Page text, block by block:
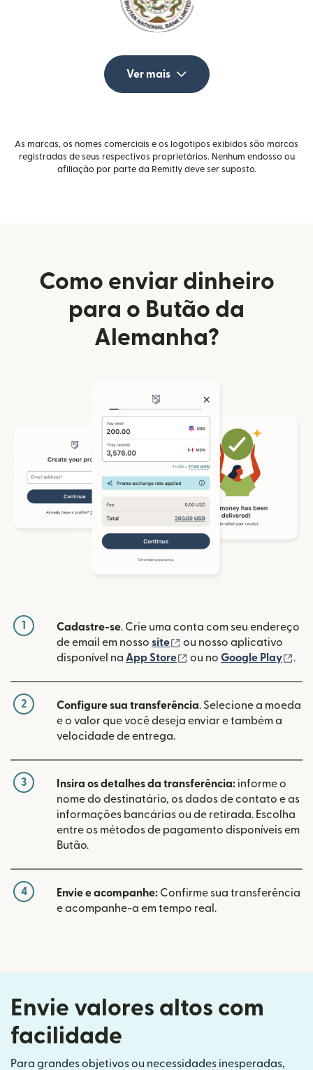
Ver mais
As marcas, os nomes comerciais e os logotipos exibidos são marcas
registradas de seus respectivos proprietários. Nenhum endosso ou
afiliação por parte da Remitly deve ser suposto.
Como enviar dinheiro
para o Butão da
Alemanha?
1 Cadastre-se. Crie uma conta com seu endereço
de email em nosso site (abre em uma nova
ou nosso aplicativo
disponível na App Store (abre em uma nova
ou no Google Play .
2 Configure sua transferência. Selecione a moeda
e o valor que você deseja enviar e também a
velocidade de entrega.
3 Insira os detalhes da transferência: informe o
nome do destinatário, os dados de contato e as
informações bancárias ou de retirada. Escolha
entre os métodos de pagamento disponíveis em
Butão.
4 Envie e acompanhe: Confirme sua transferência
e acompanhe-a em tempo real.
Envie valores altos com
facilidade
Para grandes objetivos ou necessidades inesperadas,